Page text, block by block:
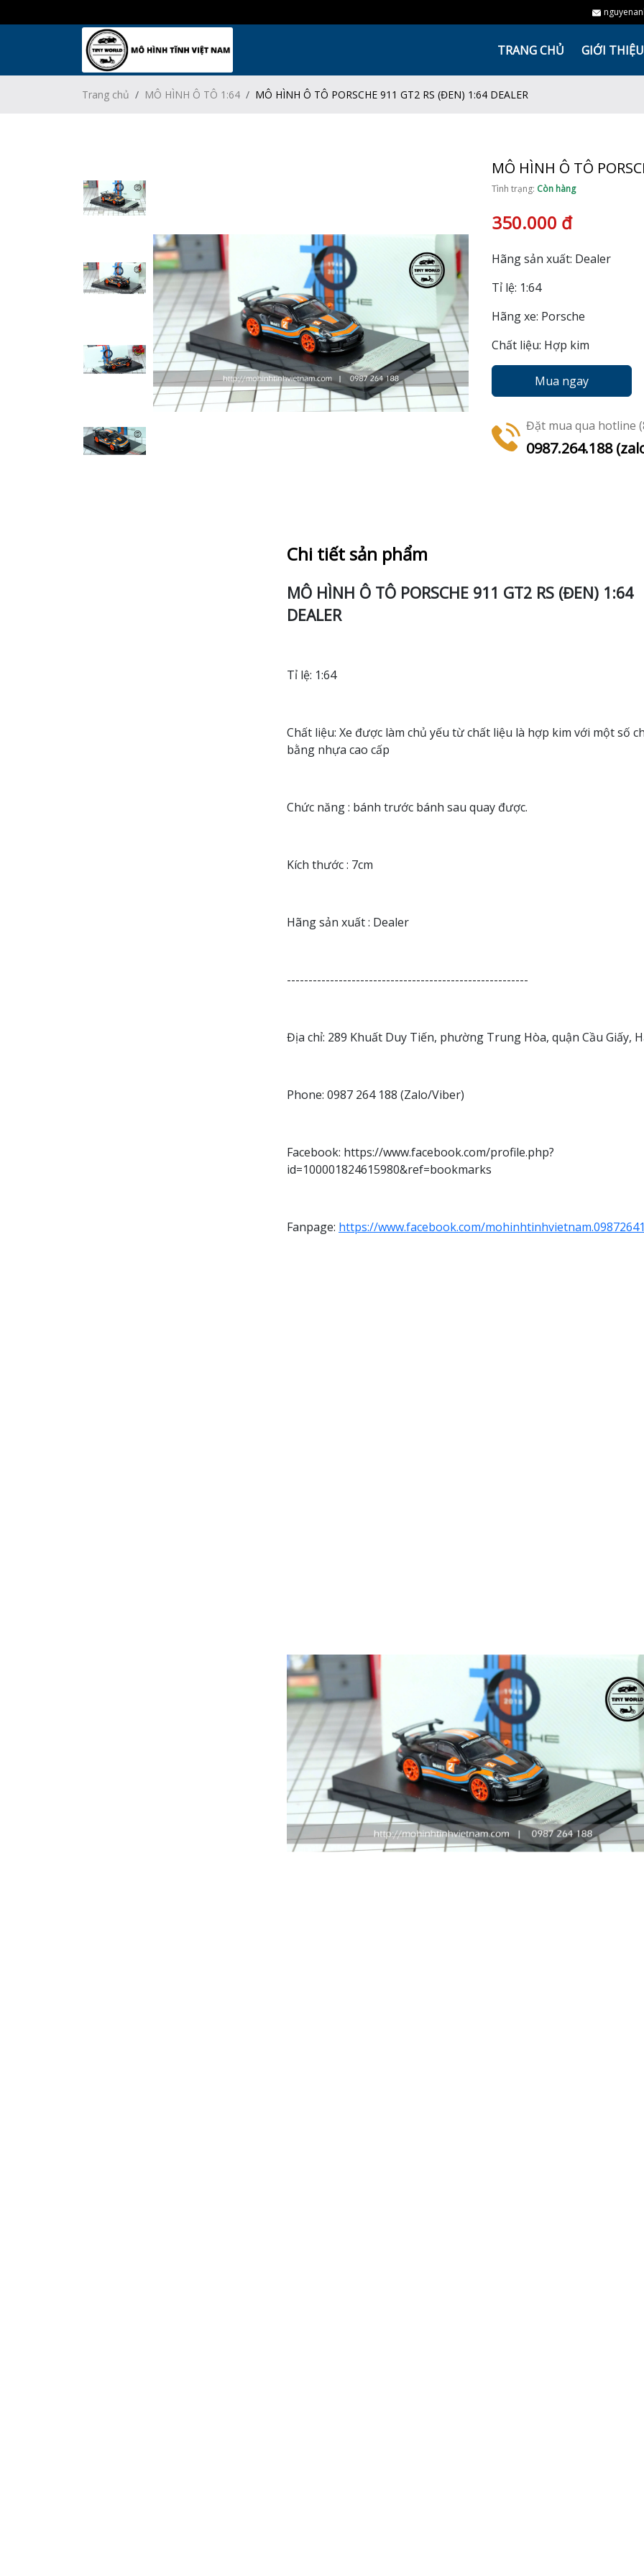
TRANG CHỦ GIỚI THIỆU
Trang chủ MÔ HÌNH Ô TÔ 1:64 MÔ HÌNH Ô TÔ PORSCHE 911 GT2 RS (ĐEN) 1:64 DEALER
MÔ HÌNH Ô TÔ
Tình trạng: Còn hàng
350.000 đ
Hãng sản xuất: Dealer
Tỉ lệ: 1:64
Hãng xe: Porsche
Chất liệu: Hợp kim
Mua ngay
Đặt mua qua hotline
0987.264.188
Chi tiết sản phẩm
MÔ HÌNH Ô TÔ PORSCHE 911 GT2 RS (ĐEN) 1:64
DEALER
Tỉ lệ: 1:64
Chất liệu: Xe được làm chủ yếu từ chất liệu là hợp kim với một số
bằng nhựa cao cấp
Chức năng : bánh trước bánh sau quay được.
Kích thước : 7cm
Hãng sản xuất : Dealer
--------------------------------------------------------
Địa chỉ: 289 Khuất Duy Tiến, phường Trung Hòa, quận Cầu Giấy,
Phone: 0987 264 188 (Zalo/Viber)
Facebook: https://www.facebook.com/profile.php?
id=100001824615980&ref=bookmarks
Fanpage: https://www.facebook.com/